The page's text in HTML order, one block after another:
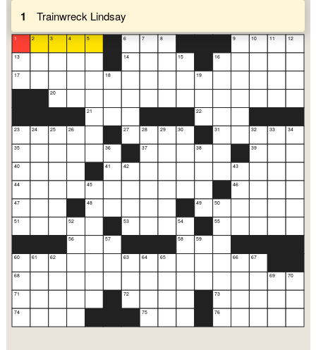
1 Trainwreck Lindsay
1
13
17
23
35
40
44
47
51
60
68
71
74
2
24
61
3
20
25
62
4
26
52
56
5
21
45
48
18
36
41
57
6
14
27
42
53
63
72
7
28
37
64
75
8
29
65
15
30
54
58
19
22
38
49
59
16
31
50
55
73
76
9
43
46
66
10
32
39
67
11
33
69
12
34
70